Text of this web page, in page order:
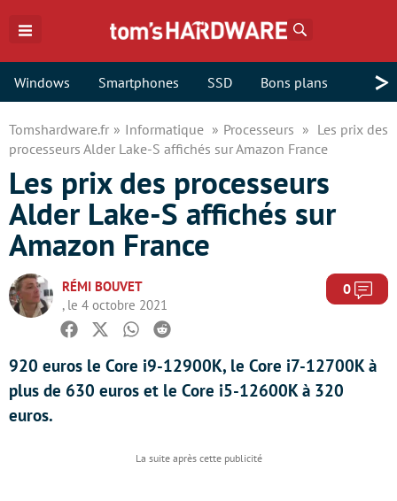
Windows Smartphones SSD Bons plans >
Tomshardware.fr Informatique Processeurs
Les prix des
processeurs Alder Lake-S affichés sur Amazon France
Les prix des processeurs
Alder Lake-S affichés sur
Amazon France
RÉMI BOUVET
, le 4 octobre 2021
0
Facebook
TwitterWhatsapp
Reddit
920 euros le Core i9-12900K, le Core i7-12700K à
plus de 630 euros et le Core i5-12600K à 320
euros.